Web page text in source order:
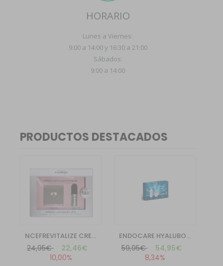
HORARIO
Lunes a Viernes:
9:00 a 14:00 y 16:30 a 21:00
Sábados:
9:00 a 14:00